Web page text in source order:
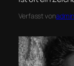
Verfasst vonadmin